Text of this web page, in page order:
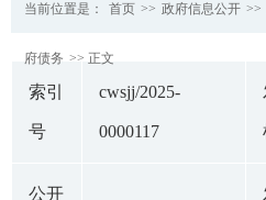
当前位置是： 首页 >> 政府信息公开 >>
府债务 >> 正文
索引
号
cwsjj/2025-
0000117
公开